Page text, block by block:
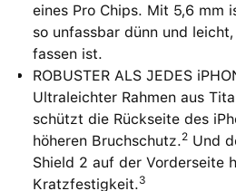
eines Pro Chips. Mit 5,6 mm
so unfassbar dünn und
fassen ist.
ROBUSTER ALS JEDES
Ultraleichter Rahmen aus
schützt die Rückseite des
höheren Bruchschutz.2 Und
Shield 2 auf der Vorderseite
Kratzfestigkeit.3